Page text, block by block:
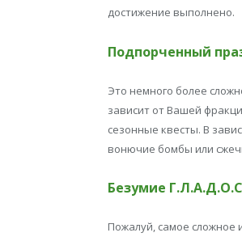
достижение выполнено.
Подпорченный
Это немного более
зависит от Вашей
сезонные квесты. В
вонючие бомбы или
Безумие
Пожалуй, самое сложное